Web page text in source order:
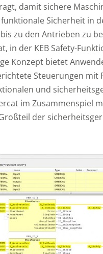
damit sichere
Sicherheit in
zu den Antrieben zu
in der KEB Safety-
Konzept bietet
Steuerungen mit
und
im Zusammenspiel
der